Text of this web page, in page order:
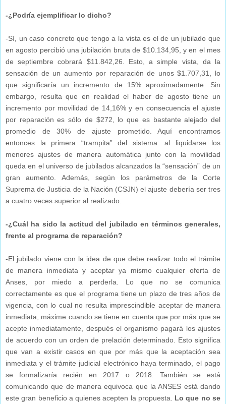
-¿Podría ejemplificar lo dicho?
-Sí, un caso concreto que tengo a la vista es el de un jubilado que
en agosto percibió una jubilación bruta de $10.134,95, y en el mes
de septiembre cobrará $11.842,26. Esto, a simple vista, da la
sensación de un aumento por reparación de unos $1.707,31, lo
que significaría un incremento de 15% aproximadamente. Sin
embargo, resulta que en realidad el haber de agosto tiene un
incremento por movilidad de 14,16% y en consecuencia el ajuste
por reparación es sólo de $272, lo que es bastante alejado del
promedio de 30% de ajuste prometido. Aquí encontramos
entonces la primera “trampita” del sistema: al liquidarse los
menores ajustes de manera automática junto con la movilidad
queda en el universo de jubilados alcanzados la “sensación” de un
gran aumento. Además, según los parámetros de la Corte
Suprema de Justicia de la Nación (CSJN) el ajuste debería ser tres
a cuatro veces superior al realizado.
-¿Cuál ha sido la actitud del jubilado en términos generales,
frente al programa de reparación?
-El jubilado viene con la idea de que debe realizar todo el trámite
de manera inmediata y aceptar ya mismo cualquier oferta de
Anses, por miedo a perderla. Lo que no se comunica
correctamente es que el programa tiene un plazo de tres años de
vigencia, con lo cual no resulta imprescindible aceptar de manera
inmediata, máxime cuando se tiene en cuenta que por más que se
acepte inmediatamente, después el organismo pagará los ajustes
de acuerdo con un orden de prelación determinado. Esto significa
que van a existir casos en que por más que la aceptación sea
inmediata y el trámite judicial electrónico haya terminado, el pago
se formalizaría recién en 2017 o 2018. También se está
comunicando que de manera equivoca que la ANSES está dando
este gran beneficio a quienes acepten la propuesta.
Lo que no se